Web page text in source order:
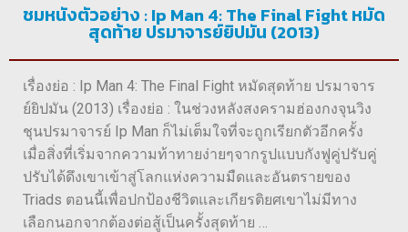
ชมหนังตัวอย่าง : Ip Man 4: The Final Fight หมัด
สุดท้าย ปรมาจารย์ยิปมัน (2013)
เรื่องย่อ : Ip Man 4: The Final Fight หมัดสุดท้าย ปรมาจาร
ย์ยิปมัน (2013) เรื่องย่อ : ในช่วงหลังสงครามฮ่องกงจุนวิง
ชุนปรมาจารย์ Ip Man ก็ไม่เต็มใจที่จะถูกเรียกตัวอีกครั้ง
เมื่อสิ่งที่เริ่มจากความท้าทายง่ายๆจากรูปแบบกังฟูคู่ปรับคู่
ปรับได้ดึงเขาเข้าสู่โลกแห่งความมืดและอันตรายของ
Triads ตอนนี้เพื่อปกป้องชีวิตและเกียรติยศเขาไม่มีทาง
เลือกนอกจากต้องต่อสู้เป็นครั้งสุดท้าย …